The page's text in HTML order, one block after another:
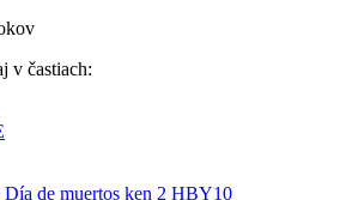
v častiach: